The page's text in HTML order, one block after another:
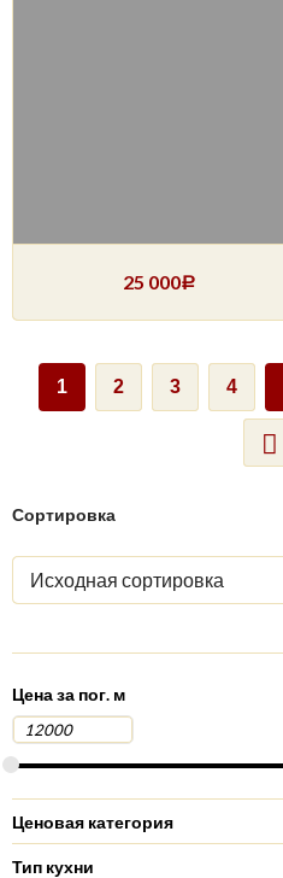
25 000Р
1 2 3 4
Сортировка
Исходная сортировка
Цена за пог. м
Ценовая категория
Тип кухни